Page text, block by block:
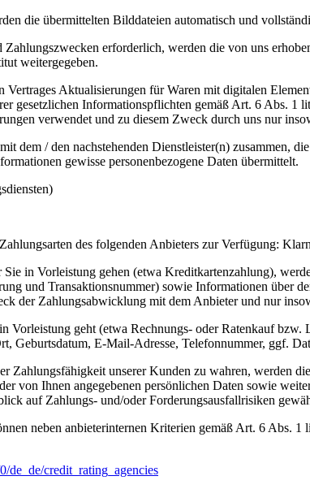
die übermittelten Bilddateien automatisch und
erforderlich, werden die von uns
weitergegeben.
Vertrages Aktualisierungen für Waren mit digitalen
gesetzlichen Informationspflichten gemäß Art. 6 Abs.
verwendet und zu diesem Zweck durch uns nur
dem / den nachstehenden Dienstleister(n) zusammen,
gewisse personenbezogene Daten übermittelt.
des folgenden Anbieters zur Verfügung:
in Vorleistung gehen (etwa Kreditkartenzahlung),
und Transaktionsnummer) sowie Informationen über
der Zahlungsabwicklung mit dem Anbieter und nur
Vorleistung geht (etwa Rechnungs- oder Ratenkauf
Geburtsdatum, E-Mail-Adresse, Telefonnummer, ggf.
Zahlungsfähigkeit unserer Kunden zu wahren,
von Ihnen angegebenen persönlichen Daten sowie
auf Zahlungs- und/oder Forderungsausfallrisiken
neben anbieterinternen Kriterien gemäß Art. 6
/de_de/credit_rating_agencies